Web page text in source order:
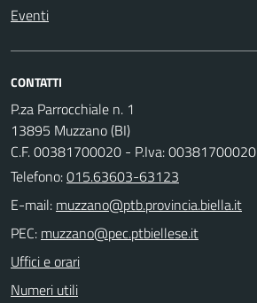
Eventi
CONTATTI
P.za Parrocchiale n. 1
13895 Muzzano (BI)
C.F. 00381700020 - P.Iva: 00381700020
Telefono:015.63603-63123
E-mail:
PEC:
Uffici e orari
Numeri utili